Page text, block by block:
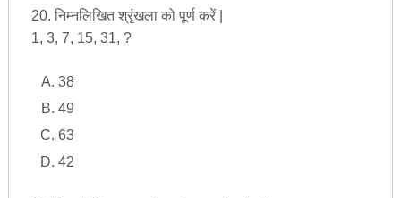
20. निम्नलिखित श्रृंखला को पूर्ण करें |
1, 3, 7, 15, 31, ?
38
49
63
42